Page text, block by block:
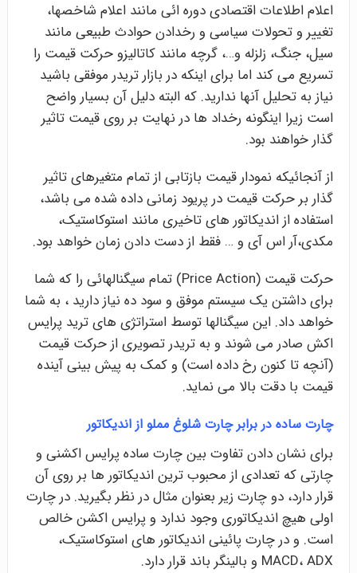
اعلام اطلاعات اقتصادی دوره ائی مانند اعلام شاخصها،
تغییر و تحولات سیاسی و رخدادن حوادث طبیعی مانند
سیل، جنگ، زلزله و…، گرچه مانند کاتالیزو حرکت قیمت را
تسریع می کند اما برای اینکه در بازار تریدر موفقی باشید
نیاز به تحلیل آنها ندارید. که البته دلیل آن بسیار واضح
است زیرا اینگونه رخداد ها در نهایت بر روی قیمت تاثیر
گذار خواهند بود.
از آنجائیکه نمودار قیمت بازتابی از تمام متغیرهای تاثیر
گذار بر حرکت قیمت در پریود زمانی داده شده می باشد،
استفاده از اندیکاتور های تاخیری مانند استوکاستیک،
مکدی،آر اس آی و … فقط از دست دادن زمان خواهد بود.
حرکت قیمت (Price Action) تمام سیگنالهائی را که شما
برای داشتن یک سیستم موفق و سود ده نیاز دارید ، به شما
خواهد داد. این سیگنالها توسط استراتژی های ترید پرایس
اکش صادر می شوند و به تریدر تصویری از حرکت قیمت
(آنچه تا کنون رخ داده است) و کمک به پیش بینی آینده
قیمت با دقت بالا می نماید.
چارت ساده در برابر چارت شلوغ مملو از اندیکاتور
برای نشان دادن تفاوت بین چارت ساده پرایس اکشنی و
چارتی که تعدادی از محبوب ترین اندیکاتور ها بر روی آن
قرار دارد، دو چارت زیر بعنوان مثال در نظر بگیرید. در چارت
اولی هیچ اندیکاتوری وجود ندارد و پرایس اکشن خالص
است. و در چارت پائینی اندیکاتور های استوکاستیک،
MACD، ADX و بالینگر باند قرار دارد.